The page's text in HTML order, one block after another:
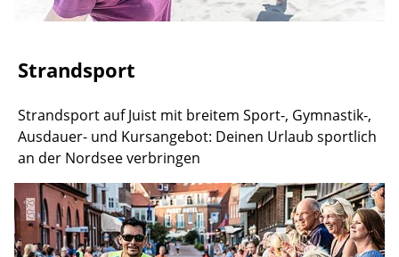
Strandsport
Strandsport auf Juist mit breitem Sport-, Gymnastik-,
Ausdauer- und Kursangebot: Deinen Urlaub sportlich
an der Nordsee verbringen
©